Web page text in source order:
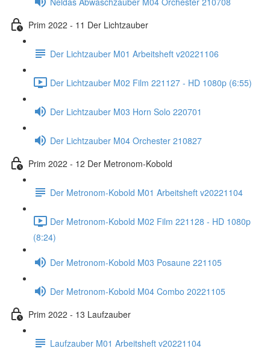
Prim 2022 - 11 Der Lichtzauber
Der Lichtzauber M01 Arbeitsheft v20221106
Der Lichtzauber M02 Film 221127 - HD 1080p (6:55)
Der Lichtzauber M03 Horn Solo 220701
Der Lichtzauber M04 Orchester 210827
Prim 2022 - 12 Der Metronom-Kobold
Der Metronom-Kobold M01 Arbeitsheft v20221104
Der Metronom-Kobold M02 Film 221128 - HD 1080p
(8:24)
Der Metronom-Kobold M03 Posaune 221105
Der Metronom-Kobold M04 Combo 20221105
Prim 2022 - 13 Laufzauber
Laufzauber M01 Arbeitsheft v20221104